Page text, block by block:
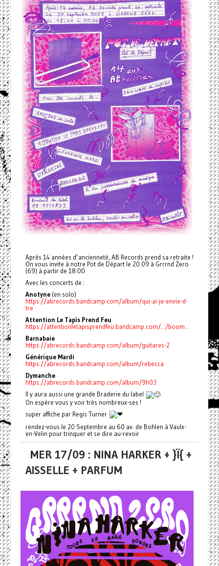
Après 14 années d’ancienneté, AB Records prend sa retraite !
On vous invite à notre Pot de Départ le 20.09 à Grrrnd Zero
(69) à partir de 18:00
Avec les concerts de :
Anotyne(en solo)
https://abrecords.bandcamp.com/album/qui-ai-je-envie-d-
tre
Attention Le Tapis Prend Feu
https://attentionletapisprendfeu.bandcamp.com/.../boom...
Barnabaie
https://abrecords.bandcamp.com/album/guitares-2
Générique Mardi
https://abrecords.bandcamp.com/album/rebecca
Dymanche
https://abrecords.bandcamp.com/album/9h03
Il y aura aussi une grande Braderie du label
On espère vous y voir très nombreux-ses !
super affiche par Regis Turner
rendez-vous le 20 Septembre au 60 av. de Bohlen à Vaulx-
en-Velin pour trinquer et se dire au-revoir
MER 17/09 : NINA HARKER + }Ï{ +
AISSELLE + PARFUM